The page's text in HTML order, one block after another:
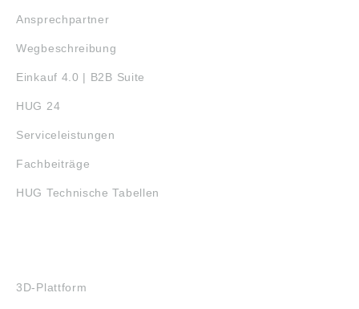
Ansprechpartner
Wegbeschreibung
Einkauf 4.0 | B2B Suite
HUG 24
Serviceleistungen
Fachbeiträge
HUG Technische Tabellen
3D-Plattform